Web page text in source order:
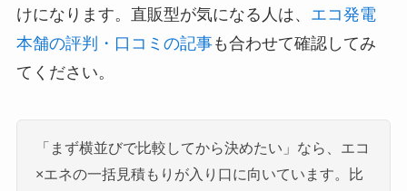
けになります。直販型が気になる人は、 エコ発電
本舗の評判・口コミの記事も合わせて確認してみ
てください。
「まず横並びで比較してから決めたい」なら、エコ
×エネの一括見積もりが入り口に向いています。比